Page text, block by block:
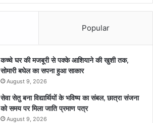
Popular
कच्चे घर की मजबूरी से पक्के आशियाने की खुशी तक,
सोमारी बघेल का सपना हुआ साकार
August 9, 2026
सेवा सेतु बना विद्यार्थियों के भविष्य का संबल, छात्रा संजना
को समय पर मिला जाति प्रमाण पत्र
August 9, 2026